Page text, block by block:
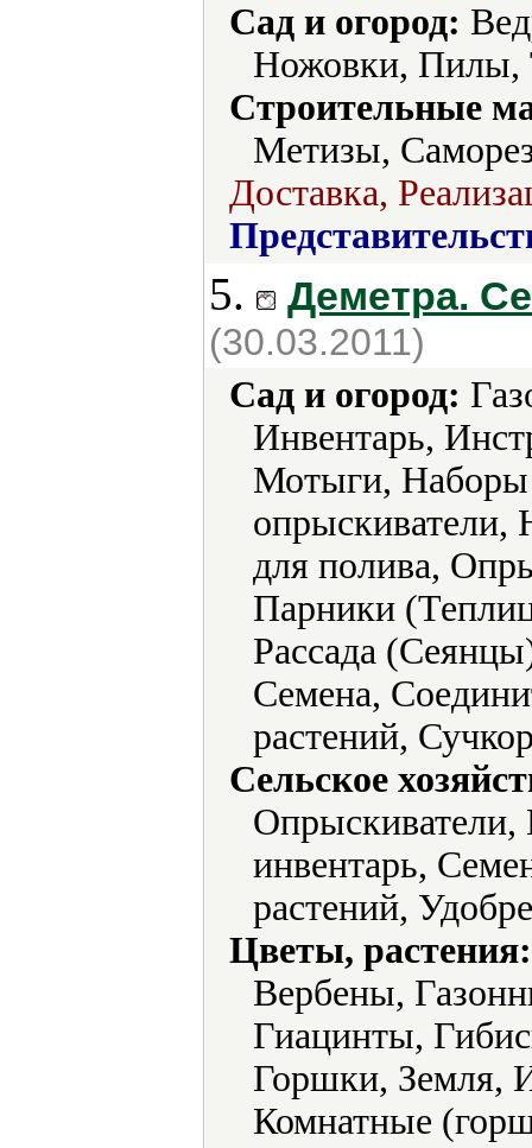
Сад и огород:
Ножовки,
Строительные
Метизы,
Доставка,
5. Деметра.
(30.03.2011)
Сад и огород:
Инвентарь,
Мотыги, Наборы
опрыскиватели,
для полива,
Парники
Рассада
Семена,
растений,
Сельское
инвентарь,
растений,
Цветы, растения:
Вербены,
Гиацинты,
Горшки, Земля,
Комнатные